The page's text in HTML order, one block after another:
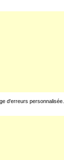
d'erreurs